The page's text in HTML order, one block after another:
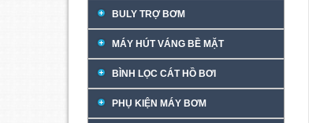
BULY TRỢ BƠM
MÁY HÚT VÁNG BỀ MẶT
BÌNH LỌC CÁT HỒ BƠI
PHỤ KIỆN MÁY BƠM